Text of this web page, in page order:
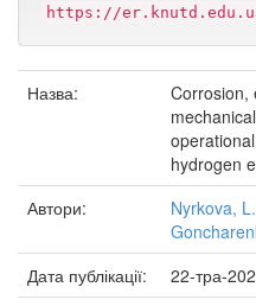
https://
Назва:
Corrosion,
hydrogen
Автори:
Nyrkova,
Дата публікації:
22-тра-